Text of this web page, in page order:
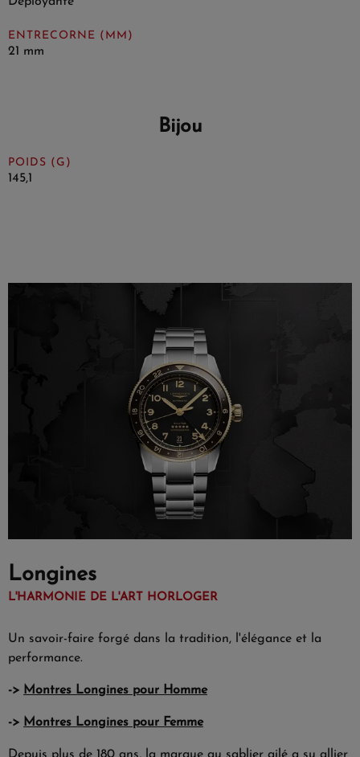
ENTRECORNE (MM)
21 mm
Bijou
POIDS (G)
145,1
Longines
L'HARMONIE DE L'ART HORLOGER
Un savoir-faire forgé dans la tradition, l'élégance et la
performance.
-> Montres Longines pour Homme
-> Montres Longines pour Femme